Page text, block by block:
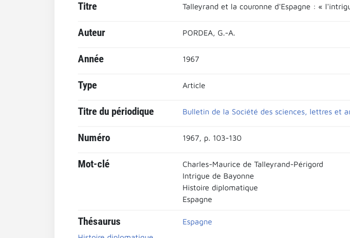
Titre Talleyrand et la couronne d'Espagne : «
Auteur PORDEA, G.-A.
Année 1967
Type Article
Titre du périodique Bulletin de la Société des sciences, lettres et
Numéro 1967, p. 103-130
Mot-clé
Charles-Maurice de Talleyrand-Périgord
Intrigue de Bayonne
Histoire diplomatique
Espagne
Thésaurus
Espagne